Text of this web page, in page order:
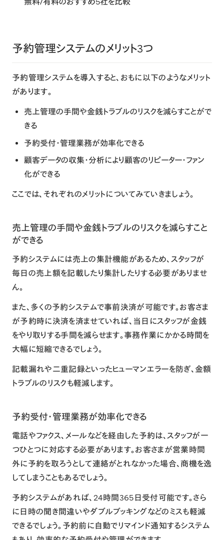
無料/有料のおすすめ5社を比較
予約管理システムのメリット3つ
予約管理システムを導入すると、おもに以下のようなメリット
があります。
売上管理の手間や金銭トラブルのリスクを減らすことがで
きる
予約受付・管理業務が効率化できる
顧客データの収集・分析により顧客のリピーター・ファン
化ができる
ここでは、それぞれのメリットについてみていきましょう。
売上管理の手間や金銭トラブルのリスクを減らすこと
ができる
予約システムには売上の集計機能があるため、スタッフが
毎日の売上額を記載したり集計したりする必要がありませ
ん。
また、多くの予約システムで事前決済が可能です。お客さま
が予約時に決済を済ませていれば、当日にスタッフが金銭
をやり取りする手間を減らせます。事務作業にかかる時間を
大幅に短縮できるでしょう。
記載漏れや二重記録といったヒューマンエラーを防ぎ、金額
トラブルのリスクも軽減します。
予約受付・管理業務が効率化できる
電話やファクス、メールなどを経由した予約は、スタッフが一
つひとつに対応する必要があります。お客さまが営業時間
外に予約を取ろうとして連絡がとれなかった場合、商機を逸
してしまうこともあるでしょう。
予約システムがあれば、24時間365日受付可能です。さら
に日時の聞き間違いやダブルブッキングなどのミスも軽減
できるでしょう。予約前に自動でリマインド通知するシステム